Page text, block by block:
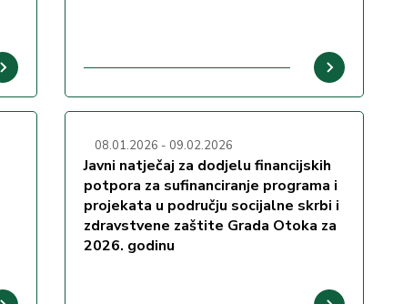
08.01.2026 - 09.02.2026
Javni natječaj za dodjelu financijskih
potpora za sufinanciranje programa i
projekata u području socijalne skrbi i
zdravstvene zaštite Grada Otoka za
2026. godinu